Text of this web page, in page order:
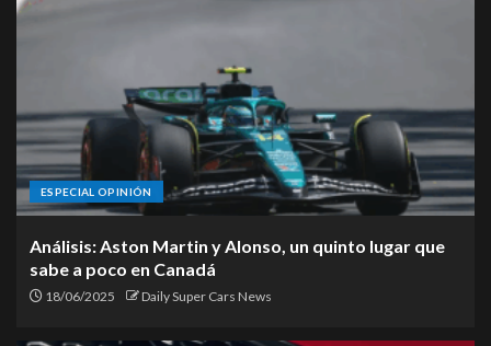
ESPECIAL OPINIÓN
Análisis: Aston Martin y Alonso, un quinto lugar que
sabe a poco en Canadá
18/06/2025 Daily Super Cars News